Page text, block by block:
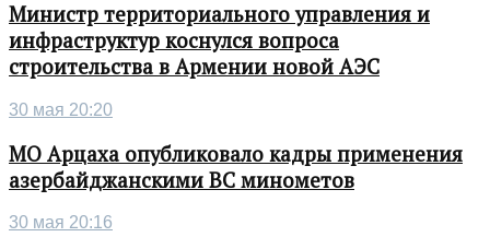
Министр территориального управления и
инфраструктур коснулся вопроса
строительства в Армении новой АЭС
30 мая 20:20
МО Арцаха опубликовало кадры применения
азербайджанскими ВС минометов
30 мая 20:16